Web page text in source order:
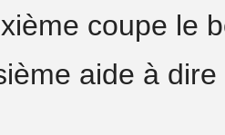
coupe le
aide à dire